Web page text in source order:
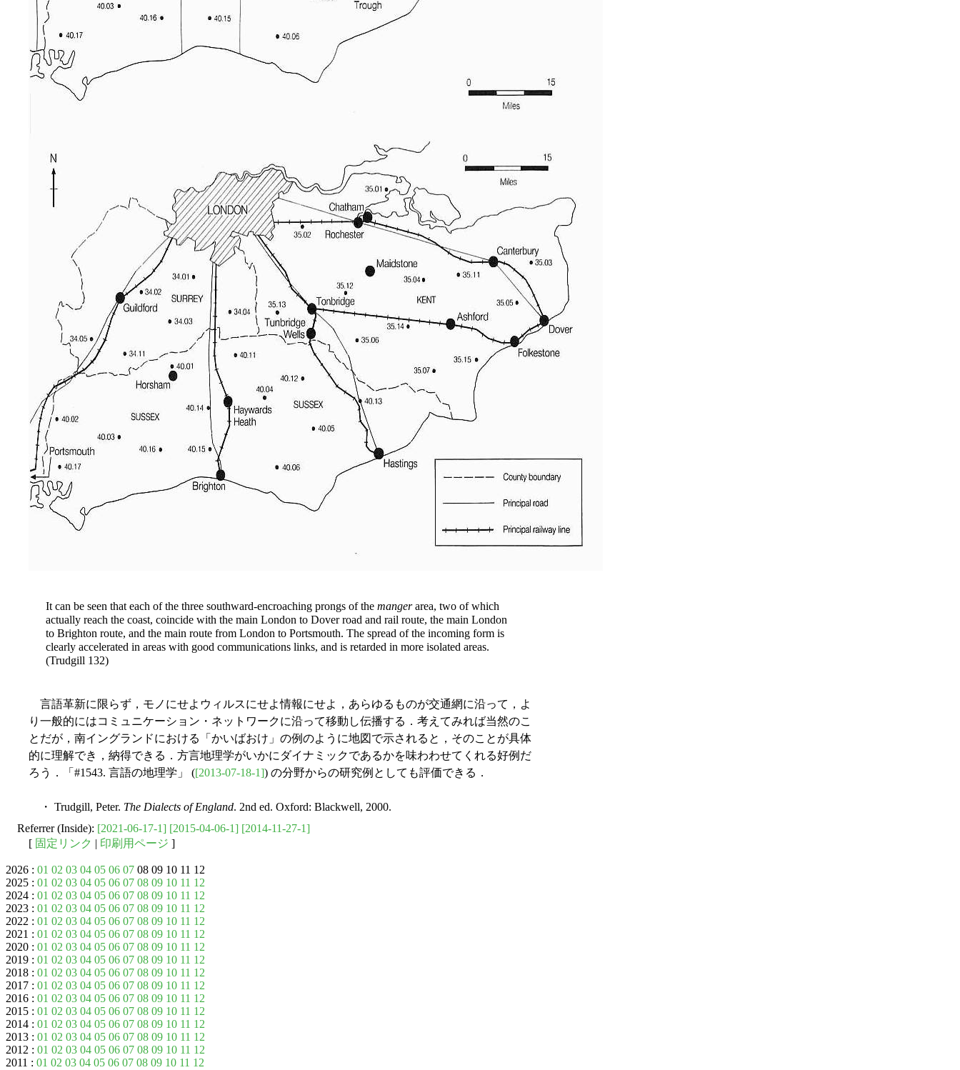
It can be seen that each of the three southward-encroaching prongs of the mangerarea, two of which
actually reach the coast, coincide with the main London to Dover road and rail route, the main London
to Brighton route, and the main route from London to Portsmouth. The spread of the incoming form is
clearly accelerated in areas with good communications links, and is retarded in more isolated areas.
(Trudgill 132)
言語革新に限らず，モノにせよウィルスにせよ情報にせよ，あらゆるものが交通網に沿って，よ
り一般的にはコミュニケーション・ネットワークに沿って移動し伝播する．考えてみれば当然のこ
とだが，南イングランドにおける「かいばおけ」の例のように地図で示されると，そのことが具体
的に理解でき，納得できる．方言地理学がいかにダイナミックであるかを味わわせてくれる好例だ
ろう．「#1543. 言語の地理学」 ([2013-07-18-1]) の分野からの研究例としても評価できる．
・ Trudgill, Peter. The Dialects of England. 2nd ed. Oxford: Blackwell, 2000.
Referrer (Inside): [2021-06-17-1] [2015-04-06-1] [2014-11-27-1]
[ 固定リンク | 印刷用ページ ]
2026 : 01 02 03 04 05 06 07 08 09 10 11 12
2025 : 01 02 03 04 05 06 07 08 09 10 11 12
2024 : 01 02 03 04 05 06 07 08 09 10 11 12
2023 : 01 02 03 04 05 06 07 08 09 10 11 12
2022 : 01 02 03 04 05 06 07 08 09 10 11 12
2021 : 01 02 03 04 05 06 07 08 09 10 11 12
2020 : 01 02 03 04 05 06 07 08 09 10 11 12
2019 : 01 02 03 04 05 06 07 08 09 10 11 12
2018 : 01 02 03 04 05 06 07 08 09 10 11 12
2017 : 01 02 03 04 05 06 07 08 09 10 11 12
2016 : 01 02 03 04 05 06 07 08 09 10 11 12
2015 : 01 02 03 04 05 06 07 08 09 10 11 12
2014 : 01 02 03 04 05 06 07 08 09 10 11 12
2013 : 01 02 03 04 05 06 07 08 09 10 11 12
2012 : 01 02 03 04 05 06 07 08 09 10 11 12
2011 : 01 02 03 04 05 06 07 08 09 10 11 12